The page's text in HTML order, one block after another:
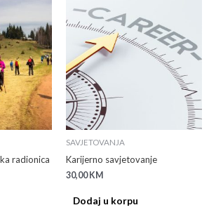
radionica
SAVJETOVANJA
Karijerno savjetovanje
30,00KM
Dodaj u korpu